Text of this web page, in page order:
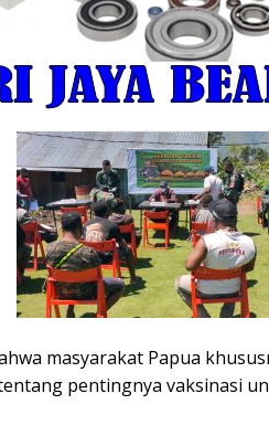
masyarakat Papua
pentingnya vaksinasi